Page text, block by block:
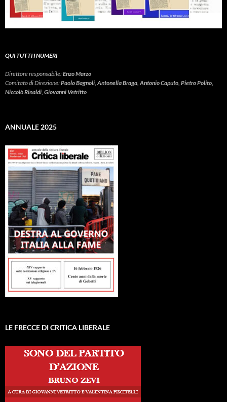
QUI TUTTI I NUMERI
Direttore responsabile:Enzo Marzo
Comitato di Direzione:Paolo Bagnoli, Antonella Braga, Antonio Caputo, Pietro Polito,
Niccolò Rinaldi, Giovanni Vetritto
ANNUALE 2025
LE FRECCE DI CRITICA LIBERALE